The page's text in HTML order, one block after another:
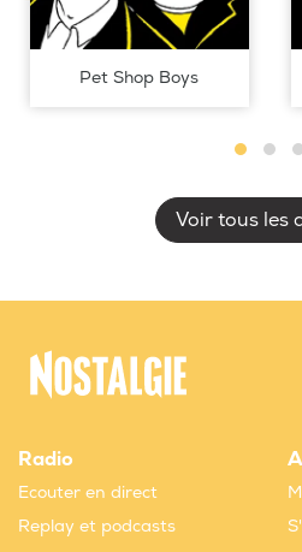
Pet Shop Boys
Voir tous les
Radio
Ecouter en direct
Replay et podcasts